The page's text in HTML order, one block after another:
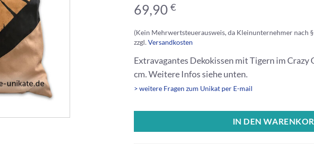
69,90 €
(Kein Mehrwertsteuerausweis, da Kleinunternehmer nach
zzgl.Versandkosten
Extravagantes Dekokissen mit Tigern im Crazy
cm. Weitere Infos siehe unten.
> weitere Fragen zum Unikat per E-mail
IN DEN